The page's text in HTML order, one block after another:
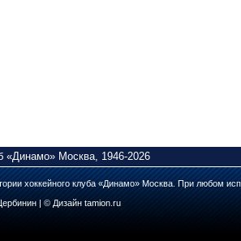
«Динамо» Москва, 1946-2026
хоккейного клуба «Динамо» Москва. При любом
| © Дизайн tamion.ru